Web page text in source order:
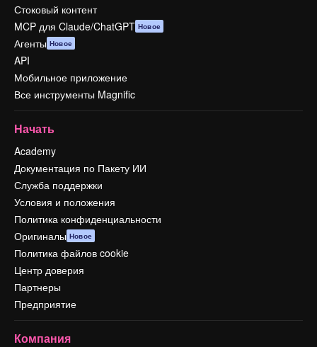
Стоковый контент
MCP для Claude/ChatGPT Новое
Агенты Новое
API
Мобильное приложение
Все инструменты Magnific
Начать
Academy
Документация по Пакету ИИ
Служба поддержки
Условия и положения
Политика конфиденциальности
Оригиналы Новое
Политика файлов cookie
Центр доверия
Партнеры
Предприятие
Компания